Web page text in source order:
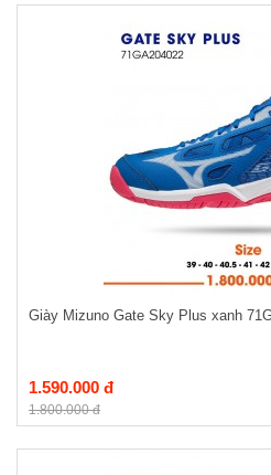
Giày Mizuno Gate Sky Plus xanh
1.590.000 đ
1.800.000 đ